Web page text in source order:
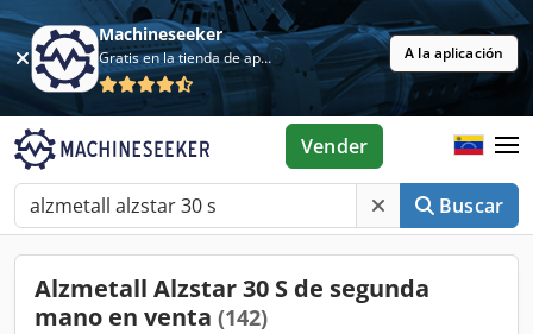
Machineseeker
Gratis en la tienda de aplicaciones A la aplicación
Buscar
Vender
Alzmetall Alzstar 30 S de segunda
mano en venta (142)